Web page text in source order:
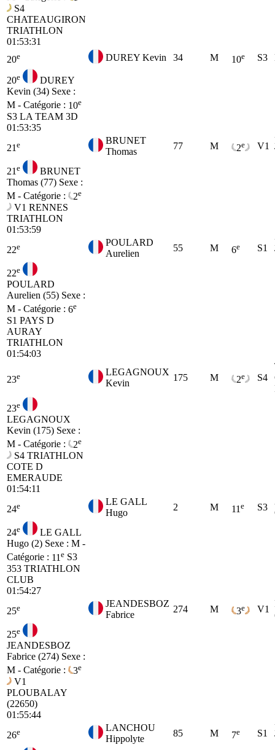
S4
CHATEAUGIRON
TRIATHLON
01:53:31
20e DUREY Kevin 34 M 10e S3
20e
DUREY
Kevin (34) Sexe :
M - Catégorie : 10e
S3 LA TEAM 3D
01:53:35
21 e
BRUNET
Thomas
77 M 2e V1
21 e
BRUNET
Thomas (77) Sexe :
M - Catégorie :
2e
V1 RENNES
TRIATHLON
01:53:59
22e
POULARD
Aurelien
55 M 6e S1
22e
POULARD
Aurelien (55) Sexe :
M - Catégorie : 6e
S1 PAYS D
AURAY
TRIATHLON
01:54:03
23e
LEGAGNOUX
Kevin
175 M 2e S4
23e
LEGAGNOUX
Kevin (175) Sexe :
M - Catégorie :
2e
S4 TRIATHLON
COTE D
EMERAUDE
01:54:11
24e
LE GALL
Hugo
2 M 11 e S3
24e
LE GALL
Hugo (2) Sexe : M -
Catégorie : 11 e S3
353 TRIATHLON
CLUB
01:54:27
25e
JEANDESBOZ
Fabrice
274 M 3e V1
25e
JEANDESBOZ
Fabrice (274) Sexe :
M - Catégorie :
3e
V1
PLOUBALAY
(22650)
01:55:44
26e
LANCHOU
Hippolyte
85 M 7e S1